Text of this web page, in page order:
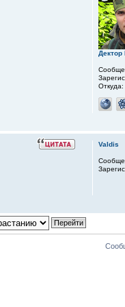
Дектор
Откуда:
Valdis